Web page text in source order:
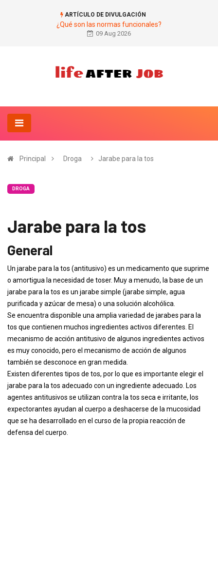
ARTÍCULO DE DIVULGACIÓN
¿Qué son las normas funcionales?
09 Aug 2026
Principal Droga Jarabe para la tos
DROGA
Jarabe para la tos
General
Un jarabe para la tos (antitusivo) es un medicamento que suprime
o amortigua la necesidad de toser. Muy a menudo, la base de un
jarabe para la tos es un jarabe simple (jarabe simple, agua
purificada y azúcar de mesa) o una solución alcohólica.
Se encuentra disponible una amplia variedad de jarabes para la
tos que contienen muchos ingredientes activos diferentes. El
mecanismo de acción antitusivo de algunos ingredientes activos
es muy conocido, pero el mecanismo de acción de algunos
también se desconoce en gran medida.
Existen diferentes tipos de tos, por lo que es importante elegir el
jarabe para la tos adecuado con un ingrediente adecuado. Los
agentes antitusivos se utilizan contra la tos seca e irritante, los
expectorantes ayudan al cuerpo a deshacerse de la mucosidad
que se ha desarrollado en el curso de la propia reacción de
defensa del cuerpo.